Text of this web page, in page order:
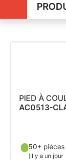
PIED À
AC0513-
50+
(il y a un jour